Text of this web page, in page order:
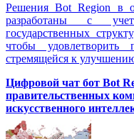
Решения Вot Region в
разработаны с
государственных
чтобы удовлетворить
стремящейся к
Цифровой чат бот Вot
правительственных
искусственного